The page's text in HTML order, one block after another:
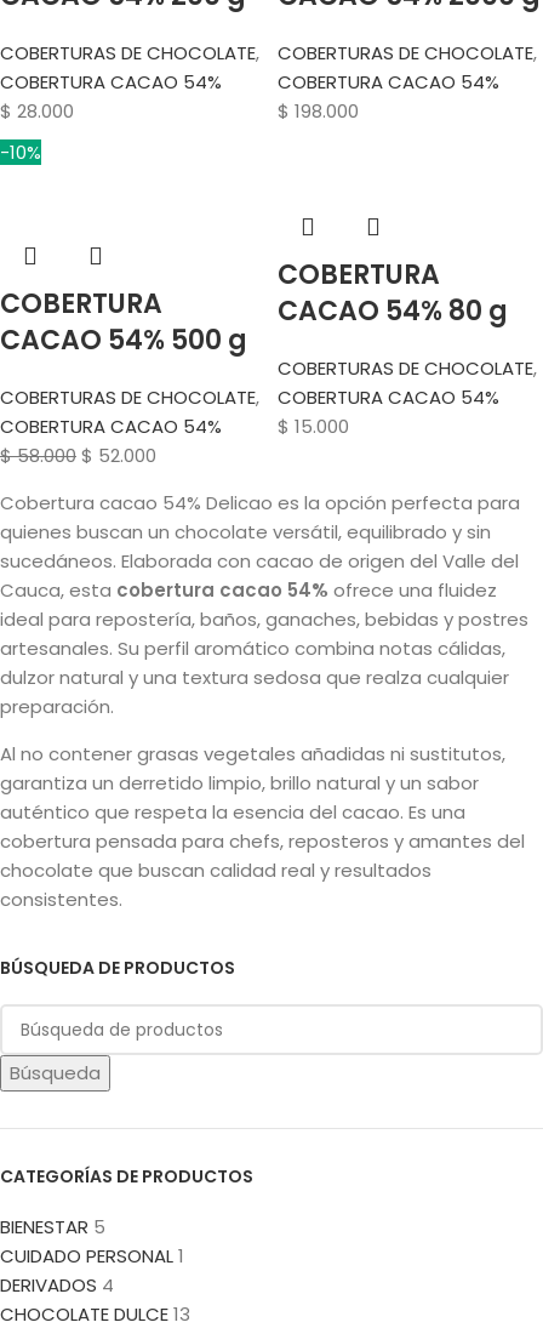
BÚSQUEDA DE PRODUCTOS
Búsqueda
CATEGORÍAS DE PRODUCTOS
BIENESTAR 5
CUIDADO PERSONAL1
DERIVADOS 4
CHOCOLATE DULCE13
COBERTURAS DE CHOCOLATE,
COBERTURA CACAO 54%
$ 28.000
COBERTURAS DE CHOCOLATE,
COBERTURA CACAO 54%
$ 198.000
-10%
COBERTURA
CACAO 54% 500 g
COBERTURAS DE CHOCOLATE,
COBERTURA CACAO 54%
$58.000$ 52.000
COBERTURA
CACAO 54% 80 g
COBERTURAS DE CHOCOLATE,
COBERTURA CACAO 54%
$ 15.000
Cobertura cacao 54% Delicao es la opción perfecta para
quienes buscan un chocolate versátil, equilibrado y sin
sucedáneos. Elaborada con cacao de origen del Valle del
Cauca, esta cobertura cacao 54% ofrece una fluidez
ideal para repostería, baños, ganaches, bebidas y postres
artesanales. Su perfil aromático combina notas cálidas,
dulzor natural y una textura sedosa que realza cualquier
preparación.
Al no contener grasas vegetales añadidas ni sustitutos,
garantiza un derretido limpio, brillo natural y un sabor
auténtico que respeta la esencia del cacao. Es una
cobertura pensada para chefs, reposteros y amantes del
chocolate que buscan calidad real y resultados
consistentes.